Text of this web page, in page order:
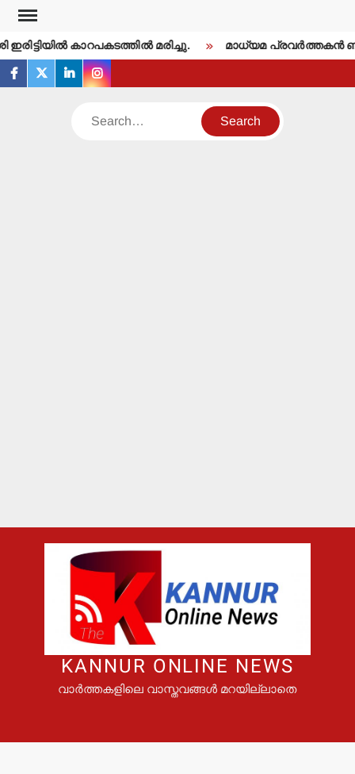
Skip
content
കാറപകടത്തില്‍ മരിച്ചു. മാധ്യമ പ്രവര്‍ത്തകന്‍
facebook
twitterlinkedininstagram
Search
KANNUR ONLINE NEWS
വാർത്തകളിലെ വാസ്തവങ്ങൾ മറയില്ലാതെ